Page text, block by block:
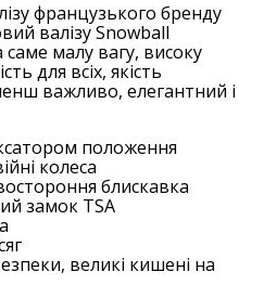
французького бренду
валізу Snowball
малу вагу, високу
для всіх, якість
важливо, елегантний і
положення
колеса
блискавка
замок TSA
великі кишені на